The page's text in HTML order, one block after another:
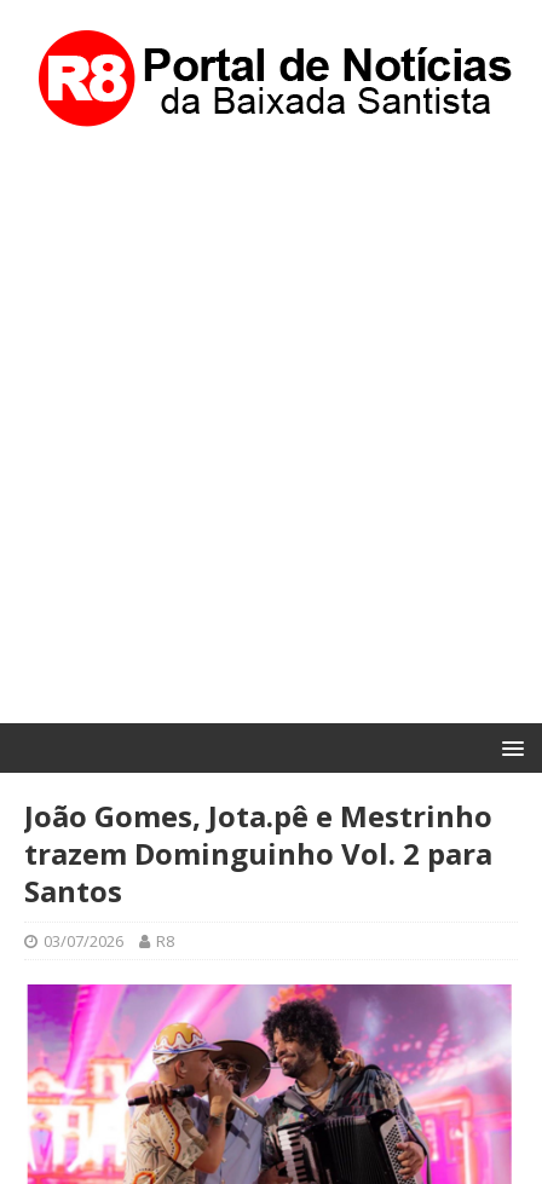
João Gomes, Jota.pê e Mestrinho
trazem Dominguinho Vol. 2 para
Santos
03/07/2026 R8